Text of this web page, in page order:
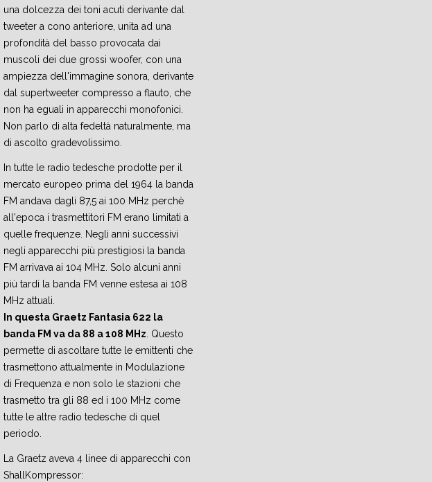
una dolcezza dei toni acuti derivante dal
tweeter a cono anteriore, unita ad una
profondità del basso provocata dai
muscoli dei due grossi woofer, con una
ampiezza dell'immagine sonora, derivante
dal supertweeter compresso a flauto, che
non ha eguali in apparecchi monofonici.
Non parlo di alta fedeltà naturalmente, ma
di ascolto gradevolissimo.
In tutte le radio tedesche prodotte per il
mercato europeo prima del 1964 la banda
FM andava dagli 87,5 ai 100 MHz perchè
all'epoca i trasmettitori FM erano limitati a
quelle frequenze. Negli anni successivi
negli apparecchi più prestigiosi la banda
FM arrivava ai 104 MHz. Solo alcuni anni
più tardi la banda FM venne estesa ai 108
MHz attuali.
In questa Graetz Fantasia 622 la
banda FM va da 88 a 108 MHz. Questo
permette di ascoltare tutte le emittenti che
trasmettono attualmente in Modulazione
di Frequenza e non solo le stazioni che
trasmetto tra gli 88 ed i 100 MHz come
tutte le altre radio tedesche di quel
periodo.
La Graetz aveva 4 linee di apparecchi con
ShallKompressor: